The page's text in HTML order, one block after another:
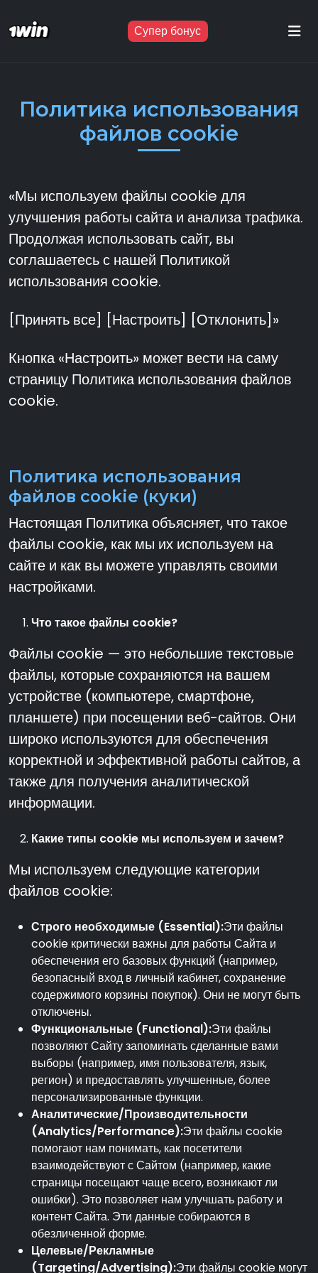
Супер бонус
Политика использования
файлов cookie
«Мы используем файлы cookie для
улучшения работы сайта и анализа трафика.
Продолжая использовать сайт, вы
соглашаетесь с нашей Политикой
использования cookie.
[Принять все] [Настроить] [Отклонить]»
Кнопка «Настроить» может вести на саму
страницу Политика использования файлов
cookie.
Политика использования
файлов cookie (куки)
Настоящая Политика объясняет, что такое
файлы cookie, как мы их используем на
сайте и как вы можете управлять своими
настройками.
Что такое файлы cookie?
Файлы cookie — это небольшие текстовые
файлы, которые сохраняются на вашем
устройстве (компьютере, смартфоне,
планшете) при посещении веб-сайтов. Они
широко используются для обеспечения
корректной и эффективной работы сайтов, а
также для получения аналитической
информации.
Какие типы cookie мы используем и зачем?
Мы используем следующие категории
файлов cookie:
Строго необходимые (Essential):Эти файлы
cookie критически важны для работы Сайта и
обеспечения его базовых функций (например,
безопасный вход в личный кабинет, сохранение
содержимого корзины покупок). Они не могут быть
отключены.
Функциональные (Functional):Эти файлы
позволяют Сайту запоминать сделанные вами
выборы (например, имя пользователя, язык,
регион) и предоставлять улучшенные, более
персонализированные функции.
Аналитические/Производительности
(Analytics/Performance):Эти файлы cookie
помогают нам понимать, как посетители
взаимодействуют с Сайтом (например, какие
страницы посещают чаще всего, возникают ли
ошибки). Это позволяет нам улучшать работу и
контент Сайта. Эти данные собираются в
обезличенной форме.
Целевые/Рекламные
(Targeting/Advertising):Эти файлы cookie могут